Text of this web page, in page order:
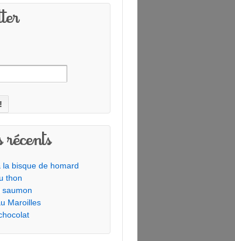
la bisque de homard
thon
saumon
Maroilles